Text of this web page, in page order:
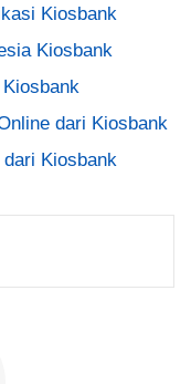
Kiosbank
Kiosbank
dari Kiosbank
dari Kiosbank